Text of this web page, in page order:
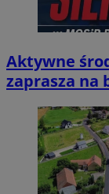
Aktywne
zaprasza na